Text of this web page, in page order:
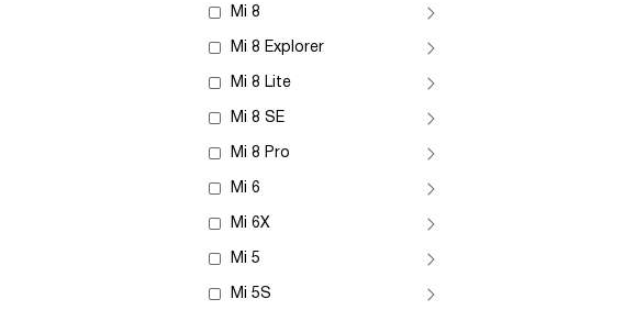
Mi 8
Mi 8 Explorer
Mi 8 Lite
Mi 8 SE
Mi 8 Pro
Mi 6
Mi 6X
Mi 5
Mi 5S